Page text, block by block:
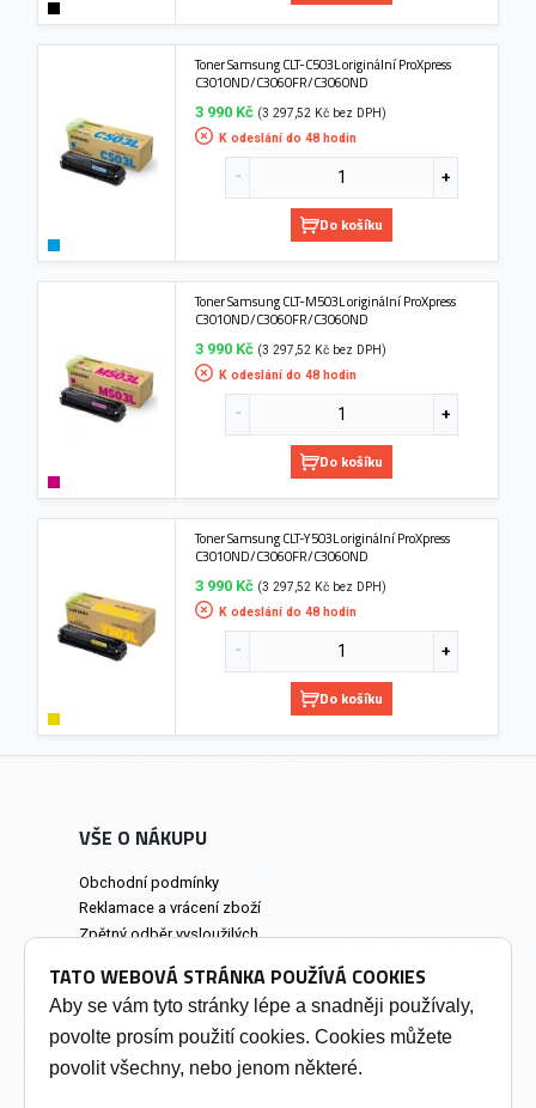
Toner Samsung CLT-C503L originální ProXpress
C3010ND/C3060FR/C3060ND
3 990 Kč (3 297,52 Kč bez DPH)
K odeslání do 48 hodin
Do košíku
Toner Samsung CLT-M503L originální ProXpress
C3010ND/C3060FR/C3060ND
3 990 Kč (3 297,52 Kč bez DPH)
K odeslání do 48 hodin
Do košíku
Toner Samsung CLT-Y503L originální ProXpress
C3010ND/C3060FR/C3060ND
3 990 Kč (3 297,52 Kč bez DPH)
K odeslání do 48 hodin
Do košíku
VŠE O NÁKUPU
Obchodní podmínky
Reklamace a vrácení zboží
Zpětný odběr vysloužilých
Prodejna a osobní odběr
INFORMACE
TATO WEBOVÁ STRÁNKA POUŽÍVÁ COOKIES
Aby se vám tyto stránky lépe a snadněji používaly,
povolte prosím použití cookies. Cookies můžete
povolit všechny, nebo jenom některé.